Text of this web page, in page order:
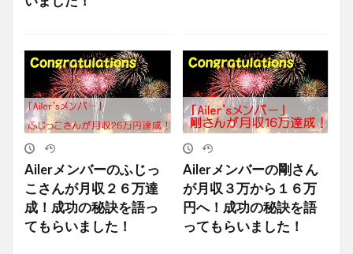
Ailerメンバーのふじっ
こさんが月収２６万達
成！成功の秘訣を語っ
てもらいました！
Ailerメンバーの剛さん
が月収３万から１６万
円へ！成功の秘訣を語
ってもらいました！